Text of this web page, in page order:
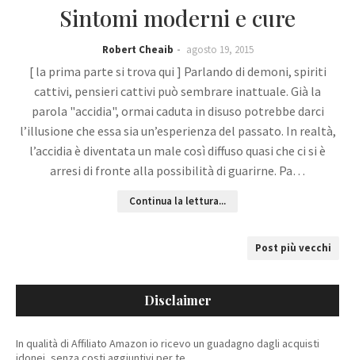
Sintomi moderni e cure
Robert Cheaib agosto 19, 2015
[ la prima parte si trova qui ] Parlando di demoni, spiriti
cattivi, pensieri cattivi può sembrare inattuale. Già la
parola "accidia", ormai caduta in disuso potrebbe darci
l’illusione che essa sia un’esperienza del passato. In realtà,
l’accidia è diventata un male così diffuso quasi che ci si è
arresi di fronte alla possibilità di guarirne. Pa…
Continua la lettura...
Post più vecchi
Disclaimer
In qualità di Affiliato Amazon io ricevo un guadagno dagli acquisti